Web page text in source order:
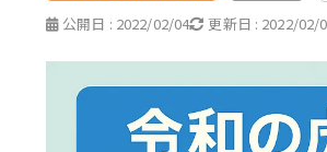
公開日 : 2022/02/04 更新日 : 2022/02/